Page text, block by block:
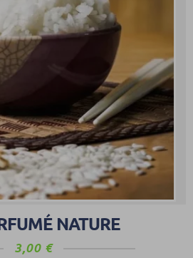
NATURE
3,00 €